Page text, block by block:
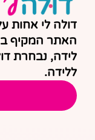
דולה לי אחות
האתר המקיף
לידה, נבחרת
ללידה.